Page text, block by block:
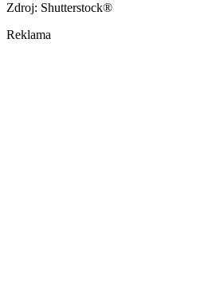
Zdroj: Shutterstock®
Reklama